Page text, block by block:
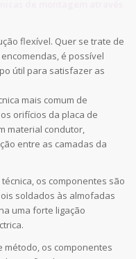
flexível. Quer se trate de
é possível
útil para satisfazer as
mais comum de
orifícios da placa de
material condutor,
entre as camadas da
os componentes são
soldados às almofadas
uma forte ligação
método, os componentes